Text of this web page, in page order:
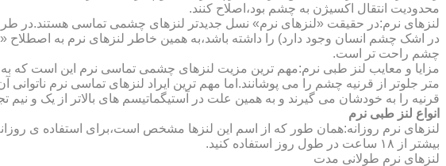
محدودیت انتقال اکسیژن به چشم بود،اصلاح کنند.
لنزهای نرم:در حقیقت «لنزهای نرم» نسل جدیدتر لنزهای چشمی تماسی هستند.در
در اشک چشم انسان وجود دارد) را داشته باشد،به همین خاطر لنزهای نرم به
چشم راحت تر است.
مزایا و معایب لنز طبی نرم:مهم ترین مزیت لنزهای چشمی تماسی نرم این است که به
متر جلوتر از قرنیه چشم را می پوشانند.اما مهم ترین ایراد لنزهای تماسی نرم
قرنیه را به خودشان می گیرند و به همین علت در آستیگماتیسم های بالاتر از یک و
انواع لنز طبی نرم
لنزهای نرم روزانه:همان طور که از اسم این لنزها مشخص است،برای استفاده ی
بیشتر از ۱۸ ساعت در طول روز استفاده کنید.
لنزهای نرم طولانی مدت